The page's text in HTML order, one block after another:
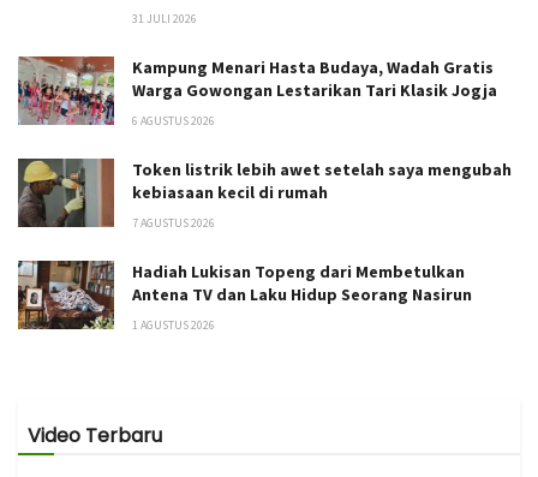
31 JULI 2026
Kampung Menari Hasta Budaya, Wadah Gratis
Warga Gowongan Lestarikan Tari Klasik Jogja
6 AGUSTUS 2026
Token listrik lebih awet setelah saya mengubah
kebiasaan kecil di rumah
7 AGUSTUS 2026
Hadiah Lukisan Topeng dari Membetulkan
Antena TV dan Laku Hidup Seorang Nasirun
1 AGUSTUS 2026
Video Terbaru